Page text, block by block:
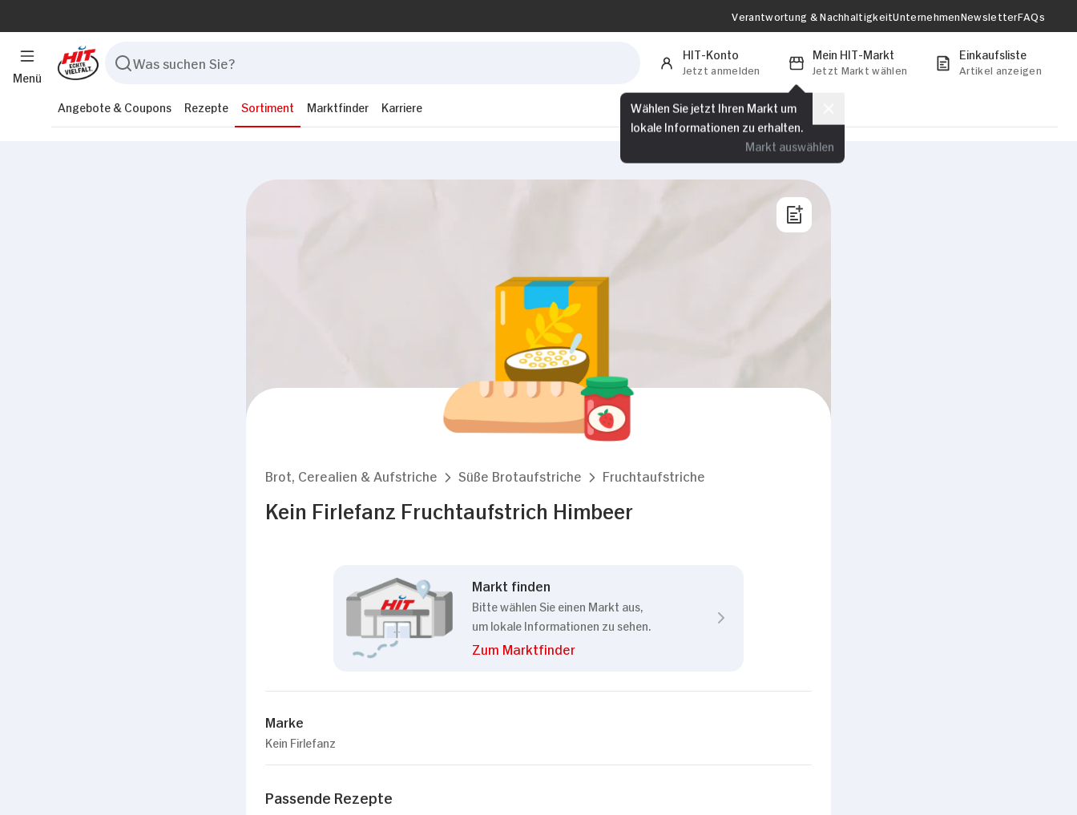
Menü
Verantwortung & NachhaltigkeitUnternehmenNewsletterFAQs
HIT-Konto
Jetzt anmelden
Mein HIT-Markt
Jetzt Markt wählen
Wählen Sie jetzt Ihren Markt um
lokale Informationen zu erhalten.
Markt auswählen
Einkaufsliste
Artikel anzeigen
Angebote & Coupons Rezepte Sortiment Marktfinder Karriere
Brot, Cerealien & Aufstriche Süße Brotaufstriche Fruchtaufstriche
Kein Firlefanz Fruchtaufstrich Himbeer
Markt finden
Bitte wählen Sie einen Markt aus,
um lokale Informationen zu sehen.
Zum Marktfinder
Marke
Kein Firlefanz
Passende Rezepte